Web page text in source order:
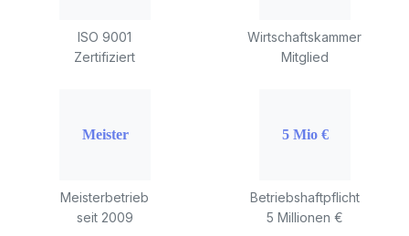
ISO 9001
Zertifiziert
Wirtschaftskammer
Mitglied
Meisterbetrieb
seit 2009
Betriebshaftpflicht
5 Millionen €